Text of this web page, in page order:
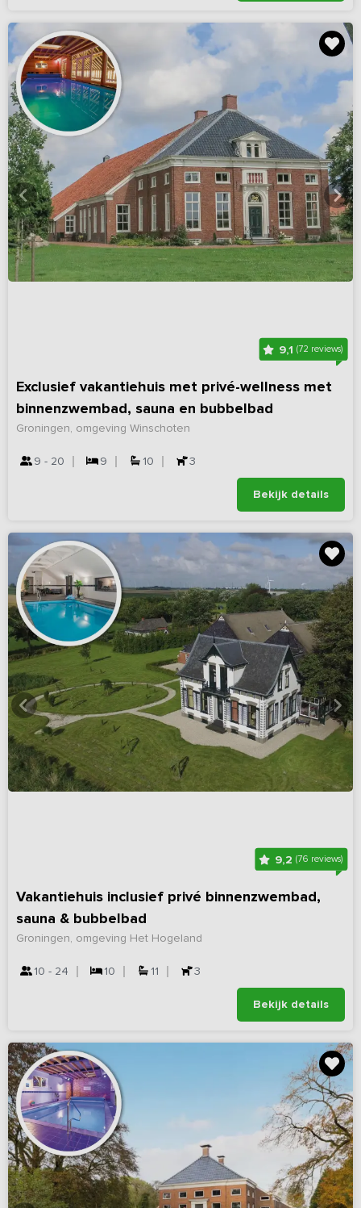
9,1(72 reviews)
Exclusief vakantiehuis met privé-wellness met
binnenzwembad, sauna en bubbelbad
Groningen, omgeving Winschoten
9 - 20 9 10 3
Bekijk details
9,2 (76 reviews)
Vakantiehuis inclusief privé binnenzwembad,
sauna & bubbelbad
Groningen, omgeving Het Hogeland
10 - 24 10 11 3
Bekijk details